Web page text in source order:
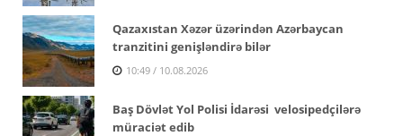
Qazaxıstan Xəzər üzərindən Azərbaycan
tranzitini genişləndirə bilər
10:49 / 10.08.2026
Baş Dövlət Yol Polisi İdarəsi velosipedçilərə
müraciət edib